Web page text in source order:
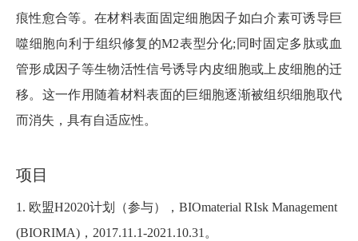
痕性愈合等。在材料表面固定细胞因子如白介素可诱导巨
噬细胞向利于组织修复的M2表型分化;同时固定多肽或血
管形成因子等生物活性信号诱导内皮细胞或上皮细胞的迁
移。这一作用随着材料表面的巨细胞逐渐被组织细胞取代
而消失，具有自适应性。
项目
1. 欧盟H2020计划（参与），BIOmaterial RIsk Management
(BIORIMA)，2017.11.1-2021.10.31。